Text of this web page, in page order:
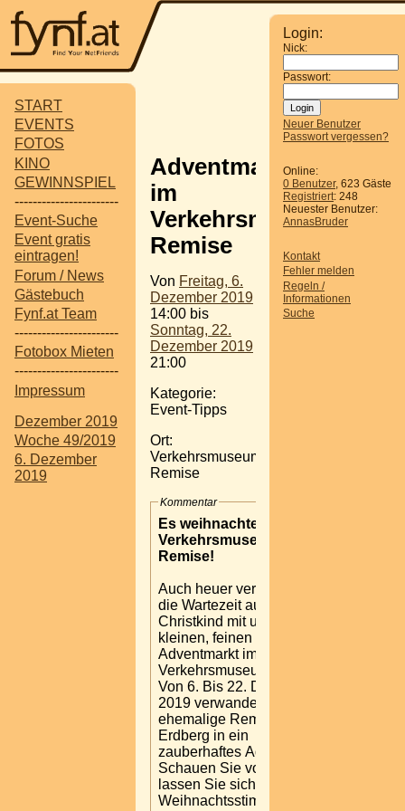
START
EVENTS
FOTOS
KINO
GEWINNSPIEL
-----------------------
Event-Suche
Event gratis
eintragen!
Forum / News
Gästebuch
Fynf.at Team
-----------------------
Fotobox Mieten
-----------------------
Impressum
Dezember 2019
Woche 49/2019
6. Dezember
2019
Login:
Nick:
Passwort:
Neuer Benutzer
Passwort vergessen?
Online:
0 Benutzer, 623 Gäste
Registriert: 248
Neuester Benutzer:
AnnasBruder
Kontakt
Fehler melden
Regeln /
Informationen
Suche
Adventmarkt
im
Verkehrsmuseum
Remise
Von Freitag, 6.
Dezember 2019
14:00 bis
Sonntag, 22.
Dezember 2019
21:00
Kategorie:
Event-Tipps
Ort:
Verkehrsmuseum
Remise
Kommentar
Es weihnachtet im
Verkehrsmuseum
Remise!
Auch heuer verkürzen wir
die Wartezeit aufs
Christkind mit unserem
kleinen, feinen
Adventmarkt im
Verkehrsmuseum Remise.
Von 6. Bis 22. Dezember
2019 verwandelt sich die
ehemalige Remise in
Erdberg in ein
zauberhaftes Adventdorf.
Schauen Sie vorbei und
lassen Sie sich in
Weihnachtsstimmung